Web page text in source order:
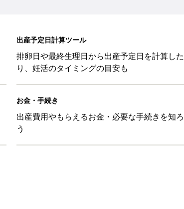
出産予定日計算ツール
排卵日や最終生理日から出産予定日を計算した
り、妊活のタイミングの目安も
お金・手続き
出産費用やもらえるお金・必要な手続きを知ろ
う